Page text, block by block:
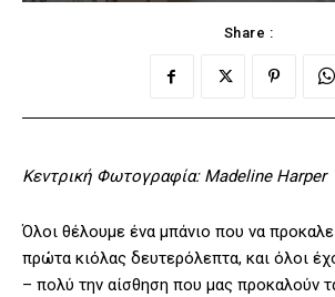
Share :
Κεντρική Φωτογραφία: Madeline Harper
Όλοι θέλουμε ένα μπάνιο που να
πρώτα κιόλας δευτερόλεπτα, και όλοι
– πολύ την αίσθηση που μας προκαλούν